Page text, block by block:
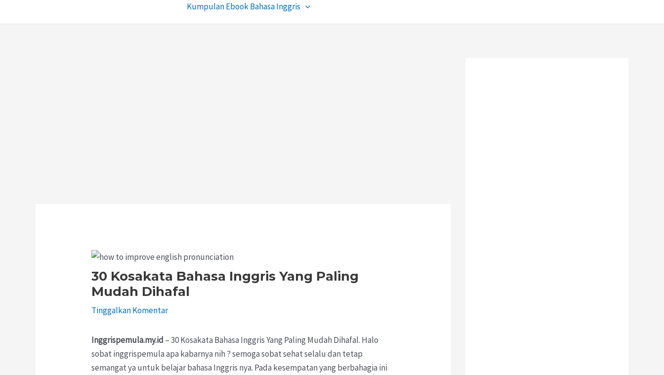
Kumpulan Ebook Bahasa Inggris
30 Kosakata Bahasa Inggris Yang Paling
Mudah Dihafal
Tinggalkan Komentar
Inggrispemula.my.id – 30 Kosakata Bahasa Inggris Yang Paling Mudah Dihafal. Halo
sobat inggrispemula apa kabarnya nih ? semoga sobat sehat selalu dan tetap
semangat ya untuk belajar bahasa Inggris nya. Pada kesempatan yang berbahagia ini